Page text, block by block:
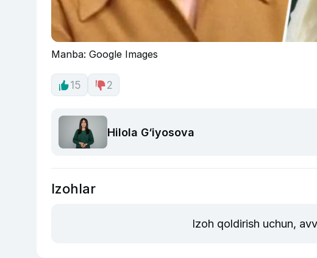
Manba: Google Images
15 2
Hilola G‘iyosova
Izohlar
Izoh qoldirish uchun,